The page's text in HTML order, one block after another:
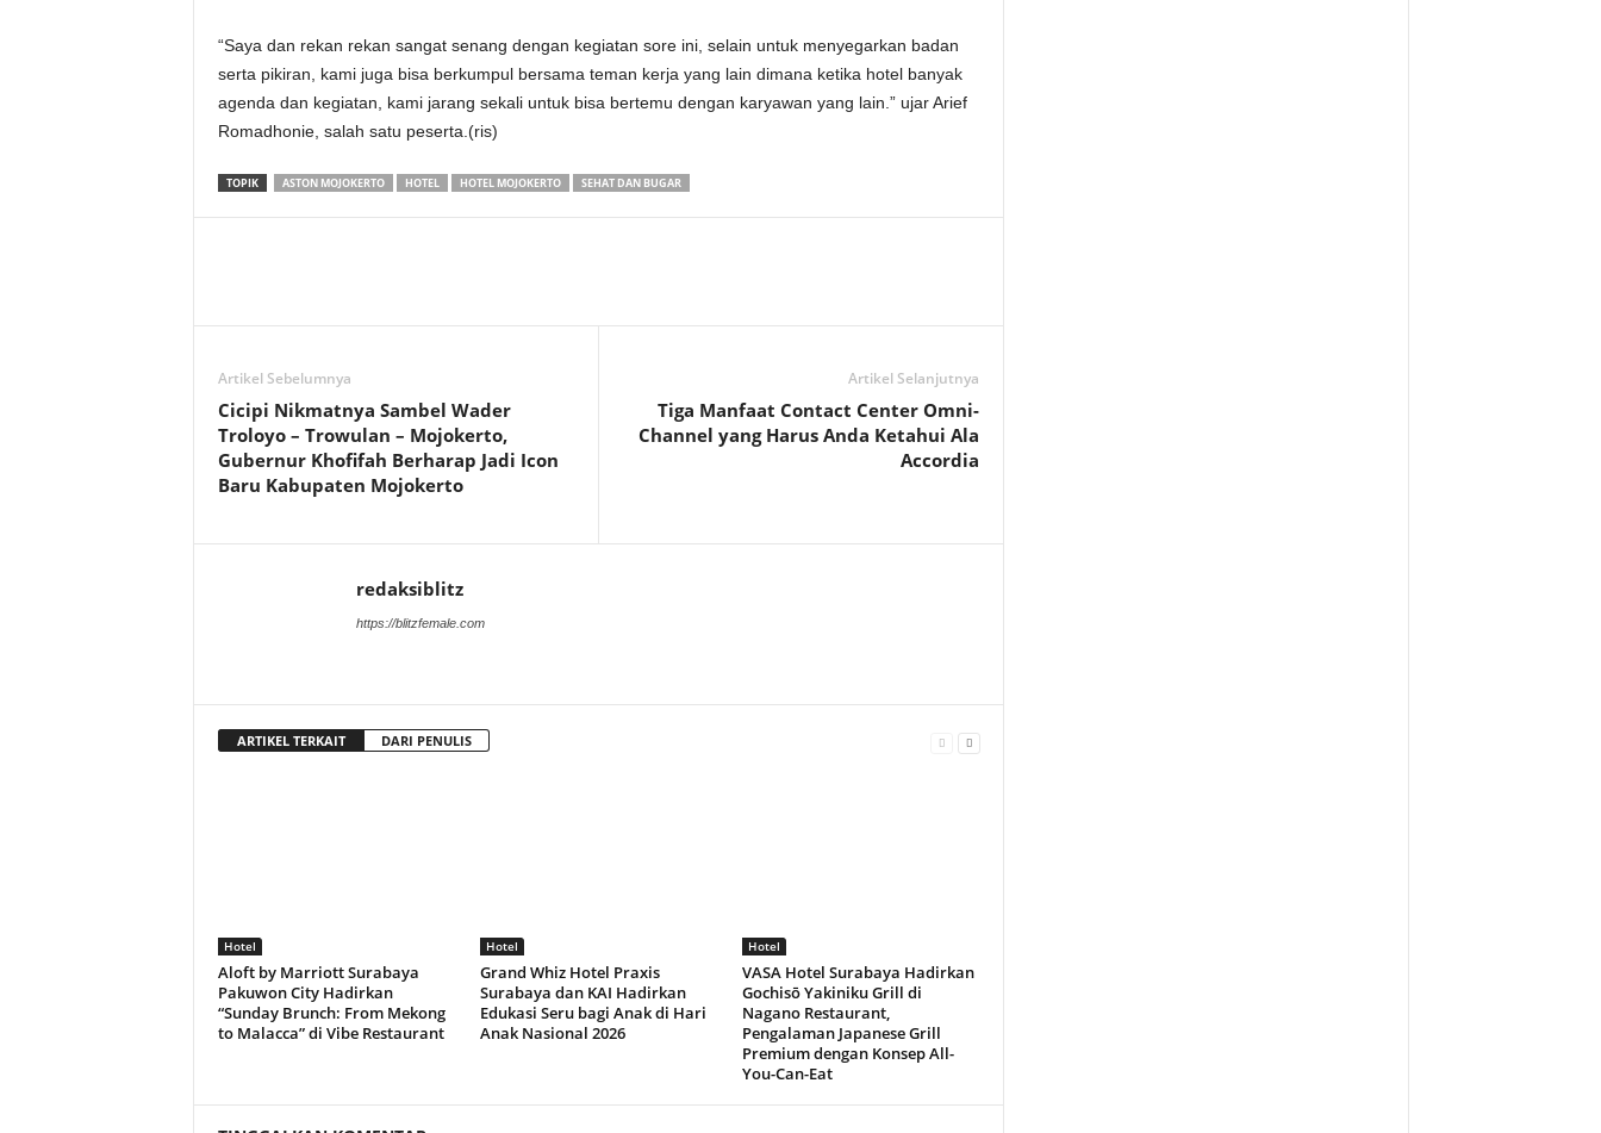
“Saya dan rekan rekan sangat senang dengan kegiatan sore ini, selain untuk menyegarkan badan
serta pikiran, kami juga bisa berkumpul bersama teman kerja yang lain dimana ketika hotel banyak
agenda dan kegiatan, kami jarang sekali untuk bisa bertemu dengan karyawan yang lain.” ujar Arief
Romadhonie, salah satu peserta.(ris)
TOPIK ASTON MOJOKERTO HOTEL HOTEL MOJOKERTO SEHAT DAN BUGAR
Artikel Sebelumnya
Cicipi Nikmatnya Sambel Wader
Troloyo – Trowulan – Mojokerto,
Gubernur Khofifah Berharap Jadi Icon
Baru Kabupaten Mojokerto
Artikel Selanjutnya
Tiga Manfaat Contact Center Omni-
Channel yang Harus Anda Ketahui Ala
Accordia
redaksiblitz
https://blitzfemale.com
ARTIKEL TERKAIT DARI PENULIS
Hotel
Aloft by Marriott Surabaya
Pakuwon City Hadirkan
“Sunday Brunch: From Mekong
to Malacca” di Vibe Restaurant
Hotel
Grand Whiz Hotel Praxis
Surabaya dan KAI Hadirkan
Edukasi Seru bagi Anak di Hari
Anak Nasional 2026
Hotel
VASA Hotel Surabaya Hadirkan
Gochisō Yakiniku Grill di
Nagano Restaurant,
Pengalaman Japanese Grill
Premium dengan Konsep All-
You-Can-Eat